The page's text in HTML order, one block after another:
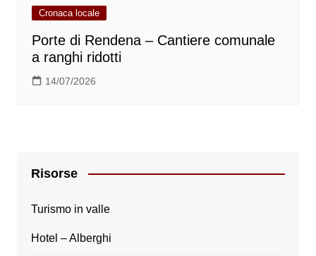
Cronaca locale
Porte di Rendena – Cantiere comunale
a ranghi ridotti
14/07/2026
Risorse
Turismo in valle
Hotel – Alberghi